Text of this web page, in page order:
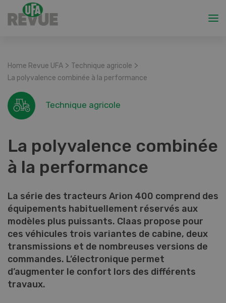
Home Revue UFA > Technique agricole >
La polyvalence combinée à la performance
Technique agricole
La polyvalence combinée
à la performance
La série des tracteurs Arion 400 comprend des
équipements habituellement réservés aux
modèles plus puissants. Claas propose pour
ces véhicules trois variantes de cabine, deux
transmissions et de nombreuses versions de
commandes. L’électronique permet
d’augmenter le confort lors des différents
travaux.